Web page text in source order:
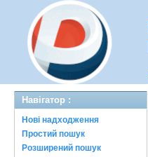
Навігатор :
Нові надходження
Простий пошук
Розширений пошук